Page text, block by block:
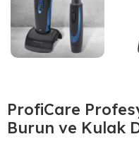
ProfiCare
Burun ve Kulak